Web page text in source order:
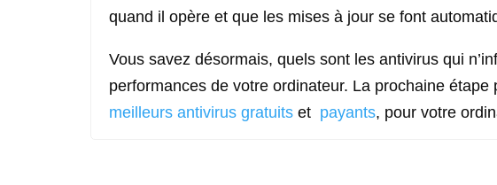
quand il opère et que les mises à jour se font
Vous savez désormais, quels sont les antivirus qui
performances de votre ordinateur. La prochaine étape
meilleurs antivirus gratuits et payants, pour votre